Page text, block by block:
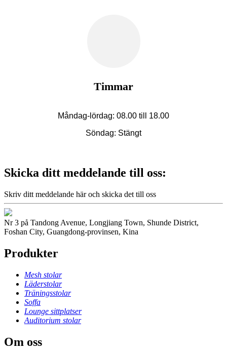
Timmar
Måndag-lördag: 08.00 till 18.00
Söndag: Stängt
Skicka ditt meddelande till oss:
Skriv ditt meddelande här och skicka det till oss
Nr 3 på Tandong Avenue, Longjiang Town, Shunde District,
Foshan City, Guangdong-provinsen, Kina
Produkter
Mesh stolar
Läderstolar
Träningsstolar
Soffa
Lounge sittplatser
Auditorium stolar
Om oss